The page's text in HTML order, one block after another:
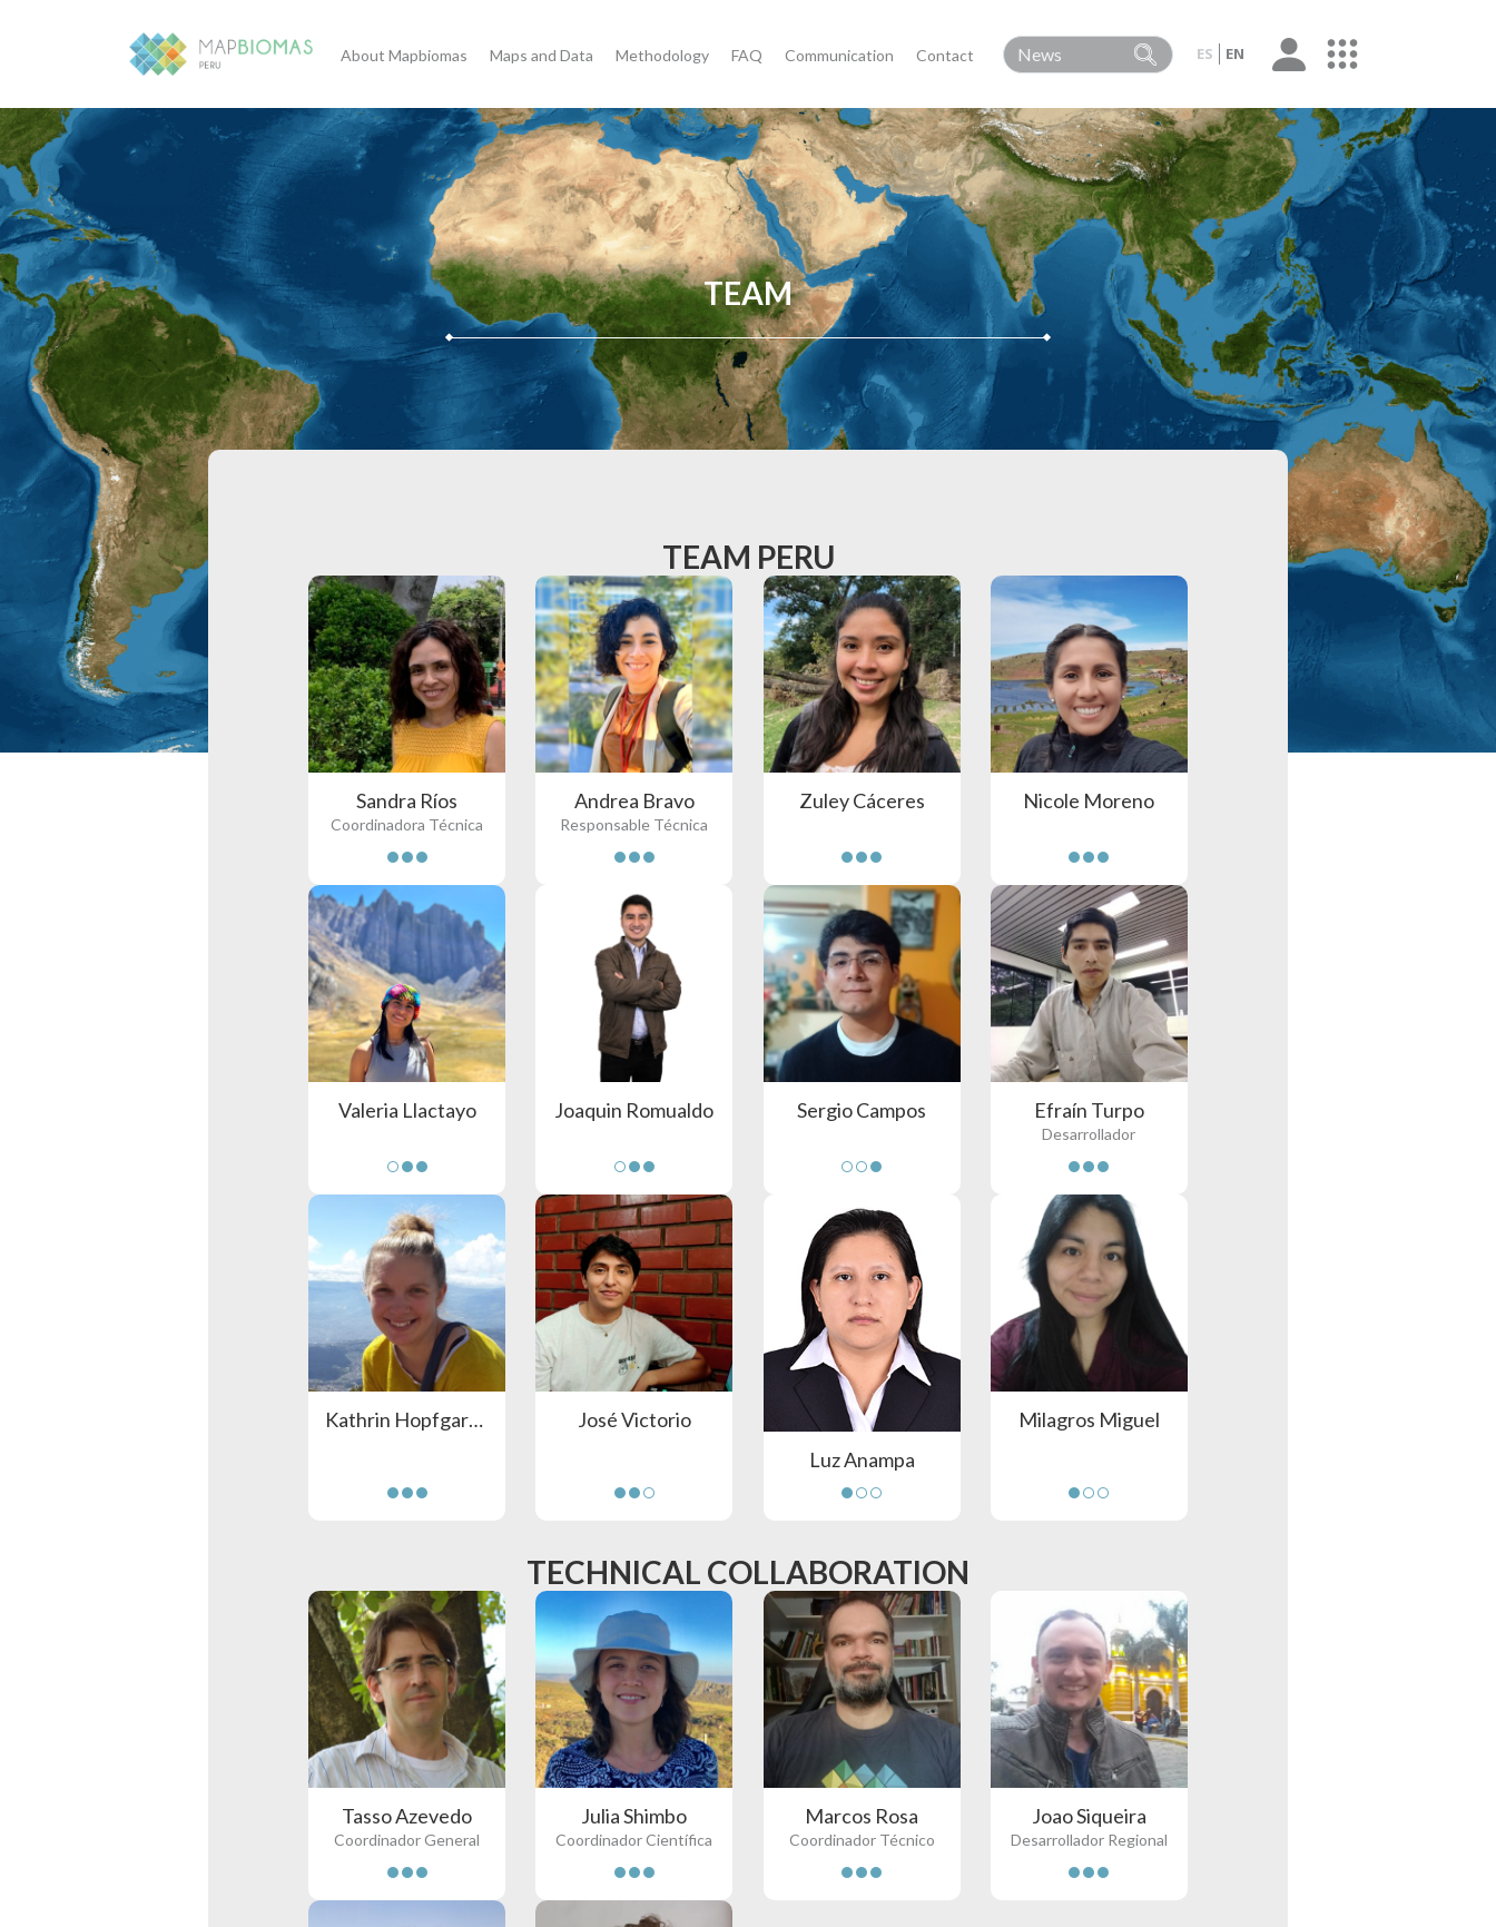
About Mapbiomas Maps and Data Methodology FAQ Communication Contact ES EN
TEAM
TEAM PERU
Sandra Ríos
Coordinadora Técnica
Andrea Bravo
Responsable Técnica
Zuley Cáceres Nicole Moreno
Valeria Llactayo Joaquin Romualdo Sergio Campos Efraín Turpo
Desarrollador
Kathrin Hopfgartner
José Victorio
Luz Anampa
Milagros Miguel
TECHNICAL COLLABORATION
Tasso Azevedo
Coordinador General
Julia Shimbo
Coordinador Científica
Marcos Rosa
Coordinador Técnico
Joao Siqueira
Desarrollador Regional